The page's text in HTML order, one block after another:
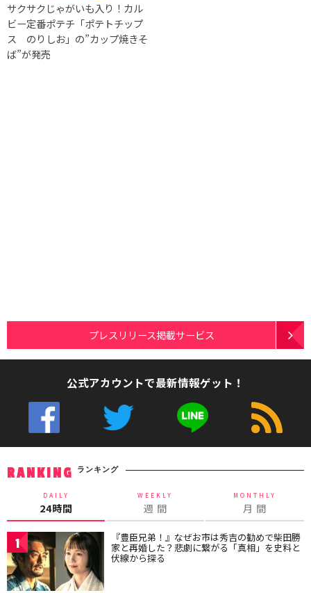
サクサクじゃがいも入り！カル
ビー定番ポテチ「ポテトチップ
ス のりしお」の”カップ焼きそ
ば”が発売
プレスリリース掲載サービス
公式アカウントで最新情報ゲット！
RANKING ランキング
DAILY
24時間
WEEKLY
週 間
MONTHLY
月 間
1 『豊臣兄弟！』なぜお市は秀吉の勧めで柴田勝
家と再婚した？悲劇に繋がる「真相」を史料と
伏線から探る